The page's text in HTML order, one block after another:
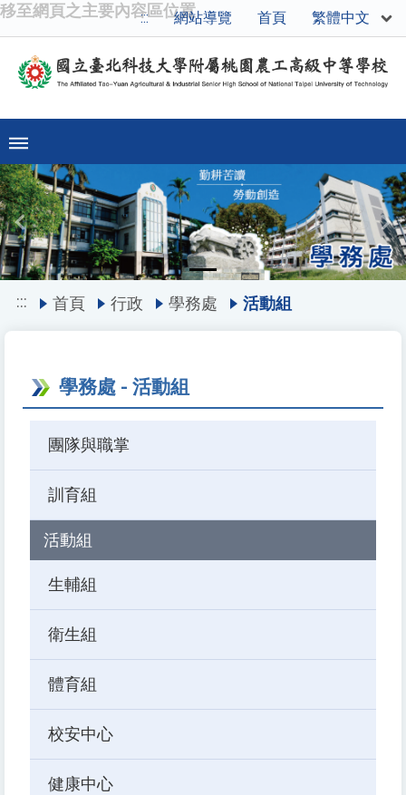
移至網頁之主要內容區位置
::: 網站導覽 首頁 繁體中文
Previous
::: 首頁 行政 學務處 活動組
學務處 - 活動組
團隊與職掌
訓育組
活動組
生輔組
衛生組
體育組
校安中心
健康中心